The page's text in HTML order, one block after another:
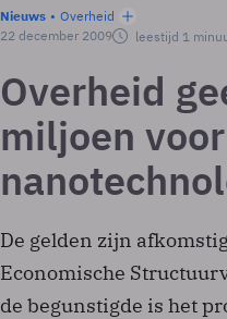
Nieuws
Overheid
22 december 2009
leestijd 1
Overheid
miljoen voor
De gelden zijn
Economische
de begunstigde is het